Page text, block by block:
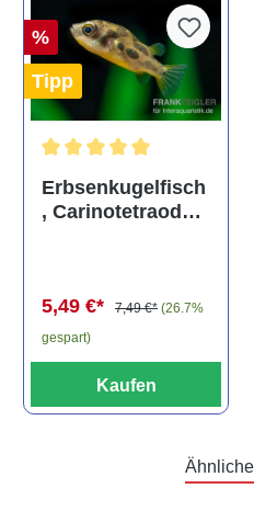
%
Tipp
Durchschnittliche
Erbsenkugelfisch
, Carinotetraodon
5,49 €* 7,49 €* (26.7%
gespart)
Kaufen